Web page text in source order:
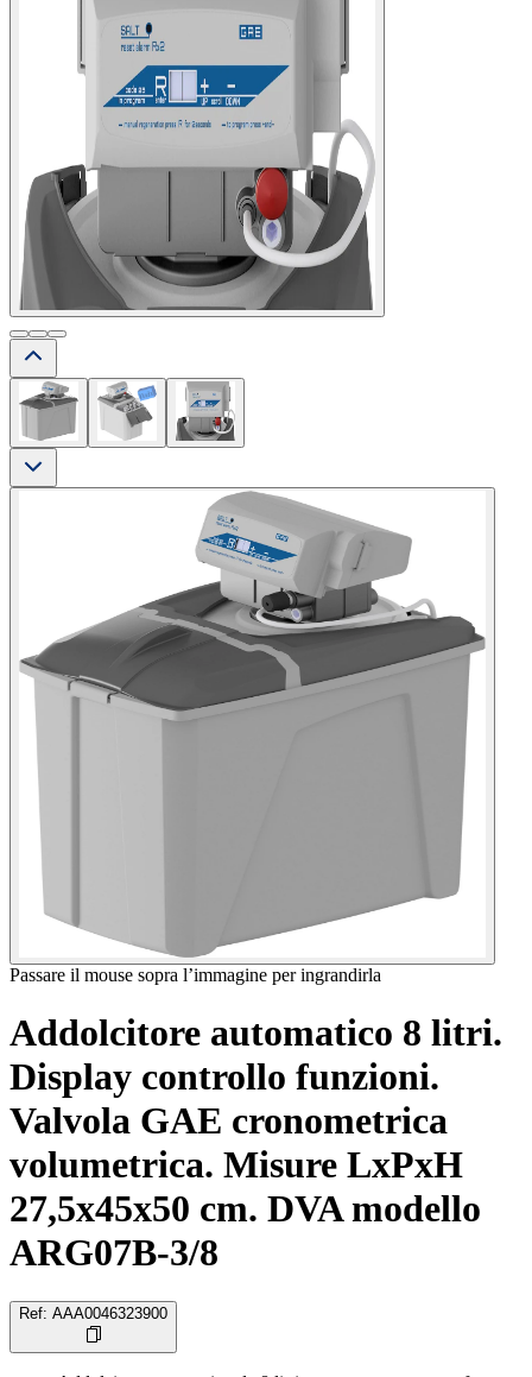
Passare il mouse sopra l’immagine per ingrandirla
Addolcitore automatico 8 litri.
Display controllo funzioni.
Valvola GAE cronometrica
volumetrica. Misure LxPxH
27,5x45x50 cm. DVA modello
ARG07B-3/8
Ref: AAA0046323900